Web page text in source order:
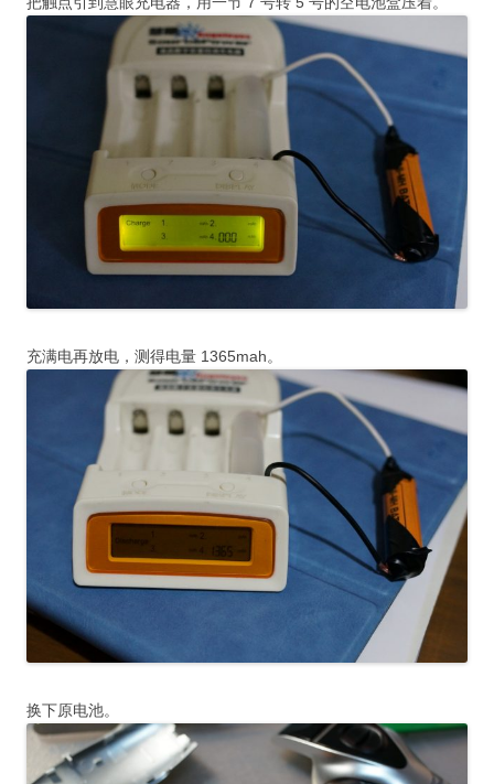
充满电再放电，测得电量 1365mah。
换下原电池。